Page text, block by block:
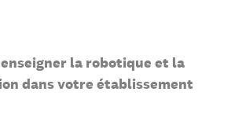
la robotique et la
dans votre établissement